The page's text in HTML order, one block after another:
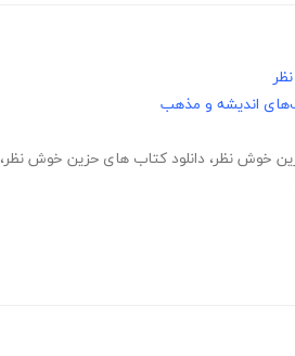
اندیشه و مذهب
خوش نظر، دانلود کتاب های حزین خوش نظر،